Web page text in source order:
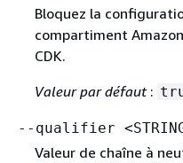
Bloquez la
compartiment
CDK.
Valeur par défaut:
--qualifier
Valeur de chaîne à